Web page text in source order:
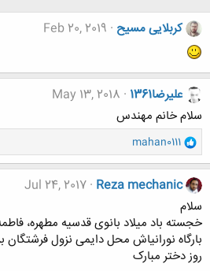
کربلایی مسیح Feb 20, 2019
عليرضا1361
May 13, 2018
سلام خانم مهندس
و
ا
ک
ن
ه
ا
:
mahan0111
Reza mechanic
Jul 24, 2017
سلام
خجسته باد میلاد بانوی قدسیه مطهره،
بارگاه نورانی‏اش محل دایمی نزول
روز دختر مبارک